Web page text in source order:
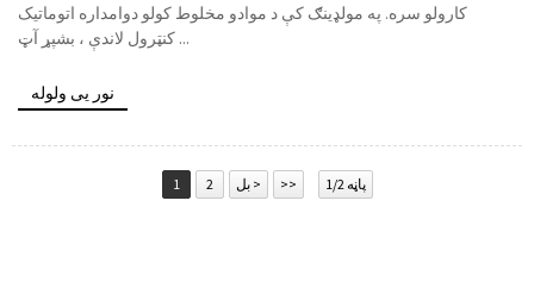
کارولو سره. په مولډینګ کې د موادو مخلوط کولو دوامداره اتوماتیک
کنټرول لاندې ، بشپړ آټ ...
نور یی ولوله
1 2 بل > >> پاڼه 1/2